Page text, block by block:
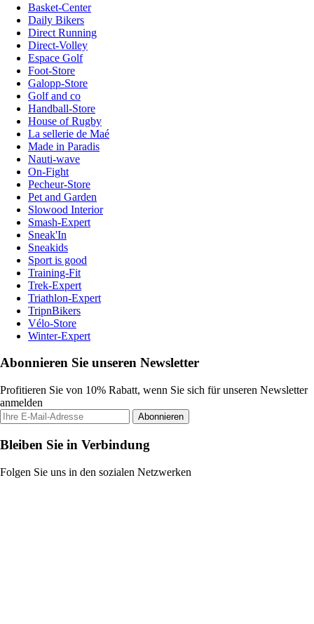
Basket-Center
Daily Bikers
Direct Running
Direct-Volley
Espace Golf
Foot-Store
Galopp-Store
Golf and co
Handball-Store
House of Rugby
La sellerie de Maé
Made in Paradis
Nauti-wave
On-Fight
Pecheur-Store
Pet and Garden
Slowood Interior
Smash-Expert
Sneak'In
Sneakids
Sport is good
Training-Fit
Trek-Expert
Triathlon-Expert
TripnBikers
Vélo-Store
Winter-Expert
Abonnieren Sie unseren Newsletter
Profitieren Sie von 10% Rabatt, wenn Sie sich für unseren Newsletter
anmelden
Abonnieren
Bleiben Sie in Verbindung
Folgen Sie uns in den sozialen Netzwerken